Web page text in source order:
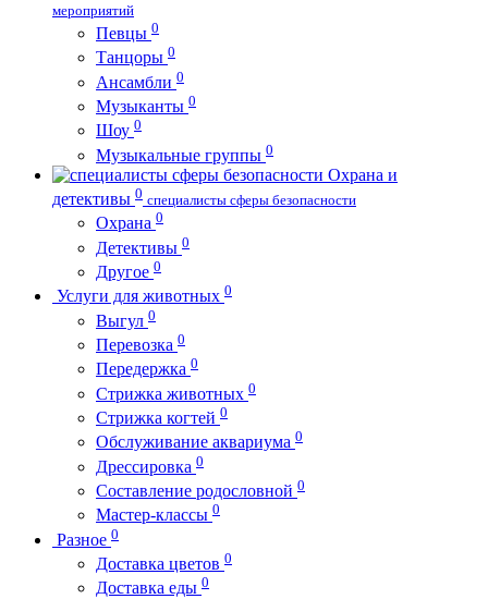
мероприятий
Певцы 0
Танцоры 0
Ансамбли 0
Музыканты 0
Шоу 0
Музыкальные группы 0
Охрана и
детективы 0 специалисты сферы безопасности
Охрана 0
Детективы 0
Другое 0
Услуги для животных 0
Выгул 0
Перевозка 0
Передержка 0
Стрижка животных 0
Стрижка когтей 0
Обслуживание аквариума 0
Дрессировка 0
Составление родословной 0
Мастер-классы 0
Разное 0
Доставка цветов 0
Доставка еды 0